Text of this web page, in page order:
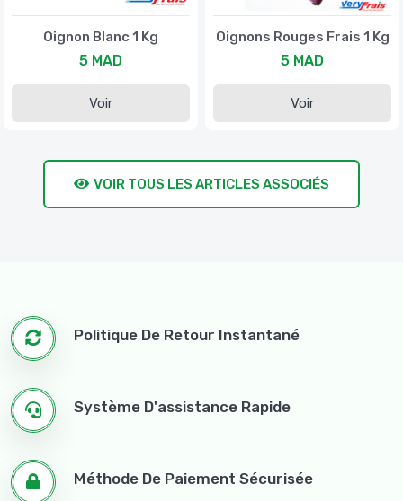
Oignon Blanc 1 Kg
5 MAD
Voir
Oignons Rouges Frais 1 Kg
5 MAD
Voir
VOIR TOUS LES ARTICLES ASSOCIÉS
Politique De Retour Instantané
Système D'assistance Rapide
Méthode De Paiement Sécurisée